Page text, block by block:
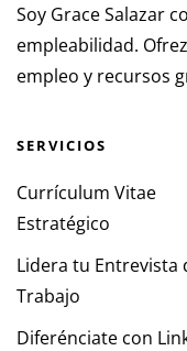
Soy Grace Salazar
empleabilidad.
empleo y recursos
SERVICIOS
Currículum Vitae
Estratégico
Lidera tu Entrevista
Trabajo
Diferénciate con